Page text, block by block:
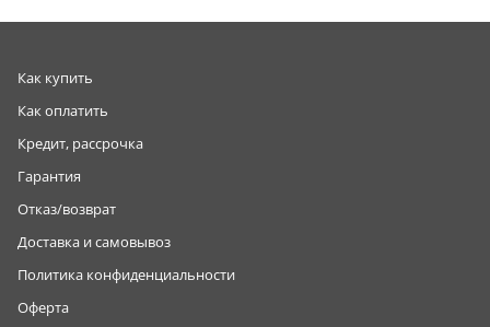
Как купить
Как оплатить
Кредит, рассрочка
Гарантия
Отказ/возврат
Доставка и самовывоз
Политика конфиденциальности
Оферта